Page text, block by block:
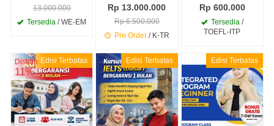
13.000.000
Tersedia / WE-EM
Rp 13.000.000
Rp 6.500.000
Pre Order/ K-TR
Rp 600.000
Tersedia/
TOEFL-ITP
Edisi Terbatas
Diskon
11%
Edisi Terbatas Edisi Terbatas